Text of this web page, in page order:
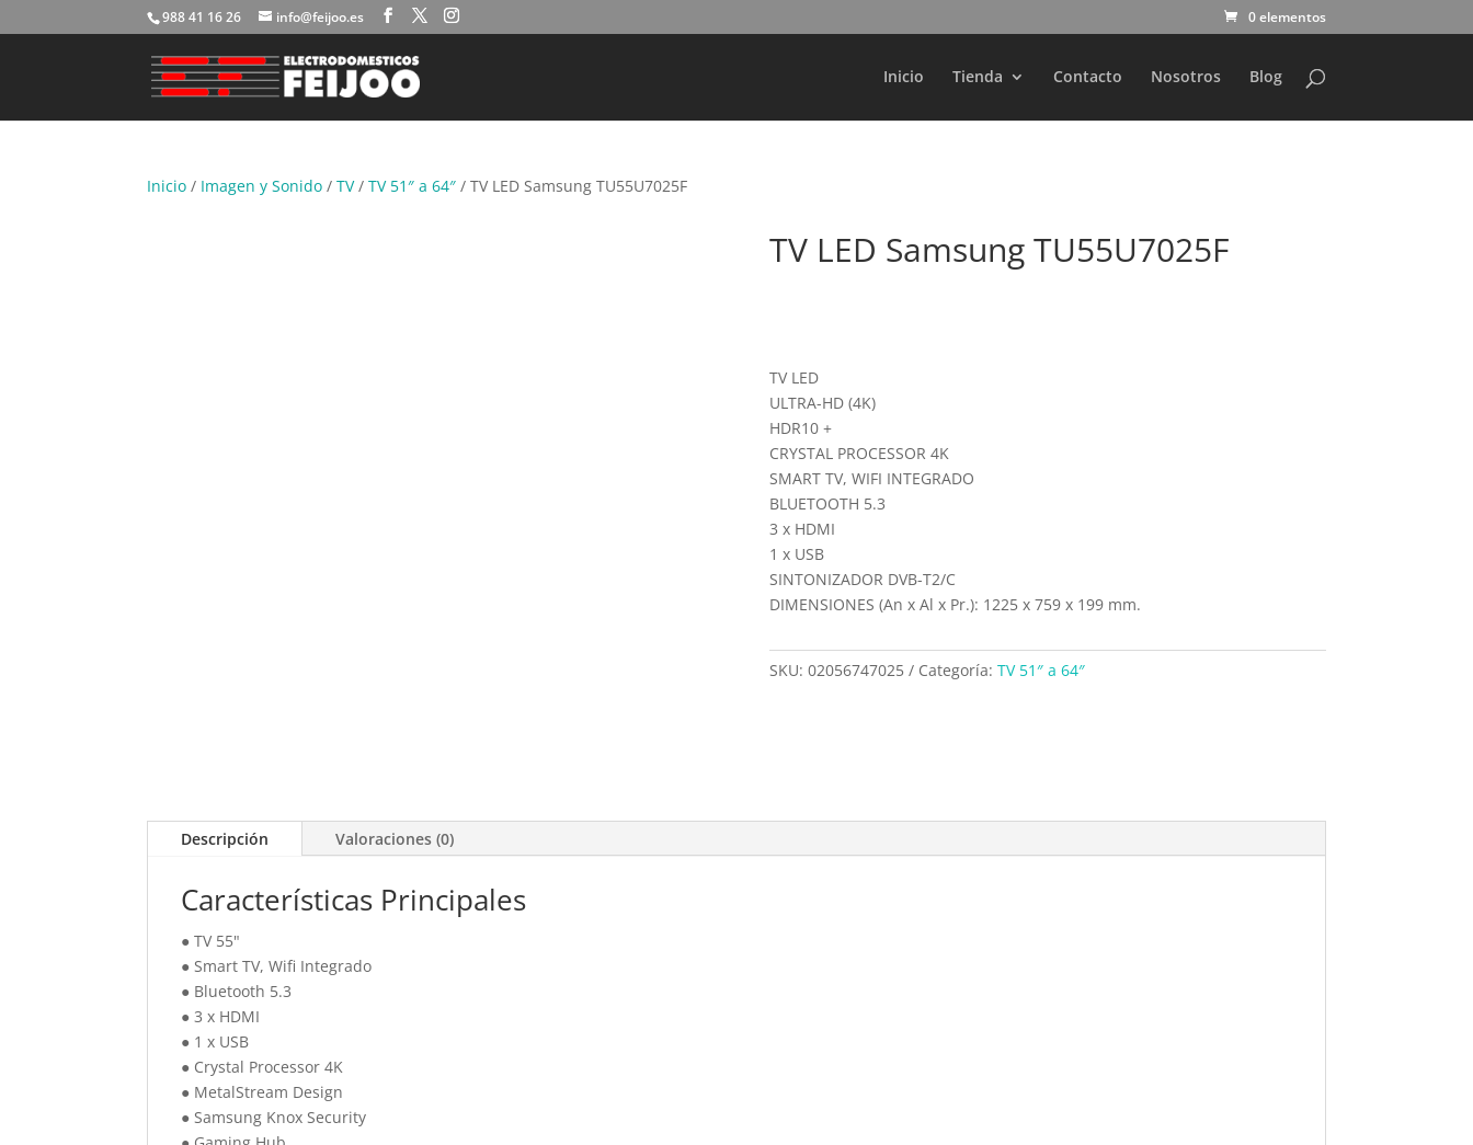
988 41 16 26 info@feijoo.es 0 elementos
Inicio Tienda Contacto Nosotros Blog
Búsqueda
productos
Inicio / Imagen y Sonido /TV/TV 51″ a 64″ / TV LED Samsung TU55U7025F
TV LED Samsung TU55U7025F
TV LED
ULTRA-HD (4K)
HDR10 +
CRYSTAL PROCESSOR 4K
SMART TV, WIFI INTEGRADO
BLUETOOTH 5.3
3 x HDMI
1 x USB
SINTONIZADOR DVB-T2/C
DIMENSIONES (An x Al x Pr.): 1225 x 759 x 199 mm.
SKU: 02056747025 Categoría: TV 51″ a 64″
Descripción Valoraciones (0)
Características Principales
● TV 55"
● Smart TV, Wifi Integrado
● Bluetooth 5.3
● 3 x HDMI
● 1 x USB
● Crystal Processor 4K
● MetalStream Design
● Samsung Knox Security